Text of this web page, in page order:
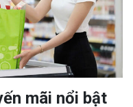
mãi nổi bật